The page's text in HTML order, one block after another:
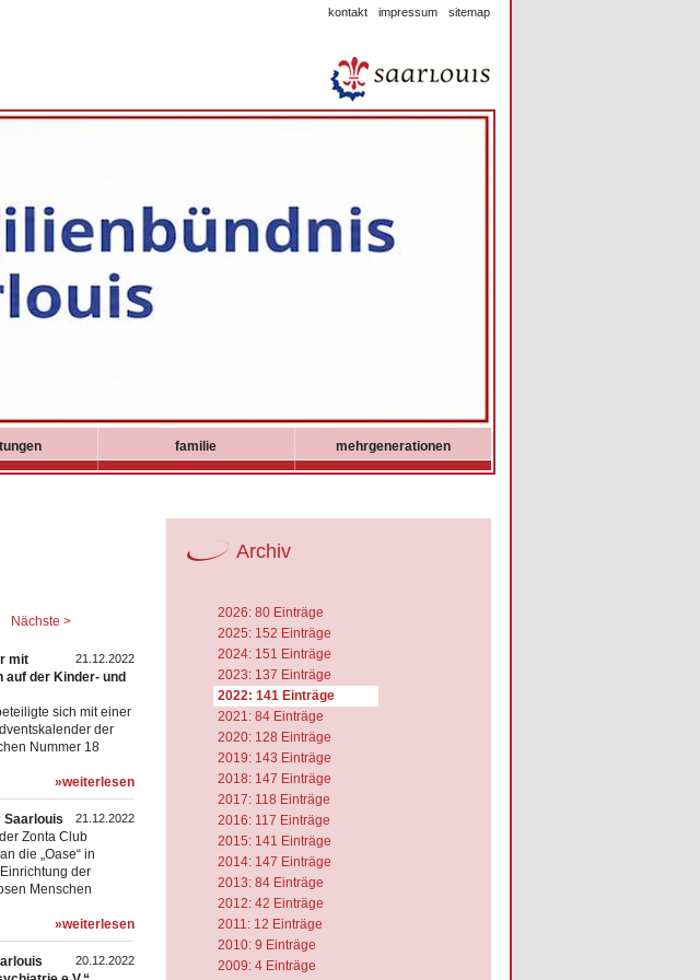
kontakt impressum sitemap
familie mehrgenerationen
Nächste >
21.12.2022
mit
auf der Kinder- und
sich mit einer
der
Nummer 18
»weiterlesen
21.12.2022
Saarlouis
Zonta Club
die „Oase“ in
der
Menschen
»weiterlesen
20.12.2022
Archiv
2026: 80 Einträge
2025: 152 Einträge
2024: 151 Einträge
2023: 137 Einträge
2022: 141 Einträge
2021: 84 Einträge
2020: 128 Einträge
2019: 143 Einträge
2018: 147 Einträge
2017: 118 Einträge
2016: 117 Einträge
2015: 141 Einträge
2014: 147 Einträge
2013: 84 Einträge
2012: 42 Einträge
2011: 12 Einträge
2010: 9 Einträge
2009: 4 Einträge